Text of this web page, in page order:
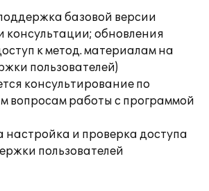
базовой версии
консультации; обновления
к метод. материалам на
пользователей)
консультирование по
вопросам работы с программой
настройка и проверка доступа
пользователей